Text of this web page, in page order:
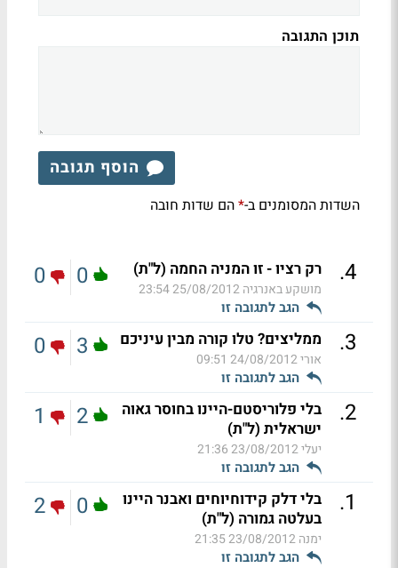
תוכן התגובה
הוסף תגובה
השדות המסומנים ב-*הם שדות חובה
4
. רק רציו - זו המניה החמה (ל"ת)
מושקע באנרגיה25/08/2012 23:54
הגב לתגובה זו
0
0
3
. ממליצים? טלו קורה מבין עיניכם
אורי24/08/2012 09:51
הגב לתגובה זו
3
0
2
.
בלי פלוריסטם-היינו בחוסר גאוה
ישראלית (ל"ת)
יעלי23/08/2012 21:36
הגב לתגובה זו
2
1
1
.
בלי דלק קידוחיוחים ואבנר היינו
בעלטה גמורה (ל"ת)
ימנה23/08/2012 21:35
הגב לתגובה זו
0
2